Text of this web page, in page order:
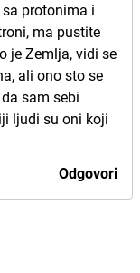
protonima i
ma pustite
je Zemlja, vidi se
ali ono sto se
sam sebi
ljudi su oni koji
Odgovori